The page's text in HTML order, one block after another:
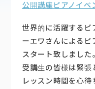
講師募集情報
イベント情報
楽器販売
公開講座ピアノイベ
世界的に活躍するピ
ーエワさんによるピ
スタート致しました。
受講生の皆様は緊張
レッスン時間を心